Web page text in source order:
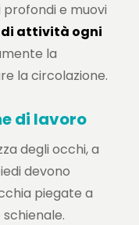
e muovi
attività ogni
la
la circolazione.
di lavoro
degli occhi, a
devono
piegate a